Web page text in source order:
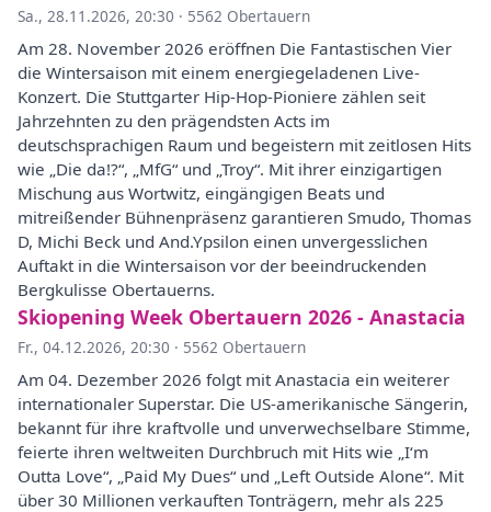
Sa., 28.11.2026, 20:30 · 5562 Obertauern
Am 28. November 2026 eröffnen Die Fantastischen Vier
die Wintersaison mit einem energiegeladenen Live-
Konzert. Die Stuttgarter Hip-Hop-Pioniere zählen seit
Jahrzehnten zu den prägendsten Acts im
deutschsprachigen Raum und begeistern mit zeitlosen Hits
wie „Die da!?“, „MfG“ und „Troy“. Mit ihrer einzigartigen
Mischung aus Wortwitz, eingängigen Beats und
mitreißender Bühnenpräsenz garantieren Smudo, Thomas
D, Michi Beck und And.Ypsilon einen unvergesslichen
Auftakt in die Wintersaison vor der beeindruckenden
Bergkulisse Obertauerns.
Skiopening Week Obertauern 2026 - Anastacia
Fr., 04.12.2026, 20:30 · 5562 Obertauern
Am 04. Dezember 2026 folgt mit Anastacia ein weiterer
internationaler Superstar. Die US-amerikanische Sängerin,
bekannt für ihre kraftvolle und unverwechselbare Stimme,
feierte ihren weltweiten Durchbruch mit Hits wie „I‘m
Outta Love“, „Paid My Dues“ und „Left Outside Alone“. Mit
über 30 Millionen verkauften Tonträgern, mehr als 225